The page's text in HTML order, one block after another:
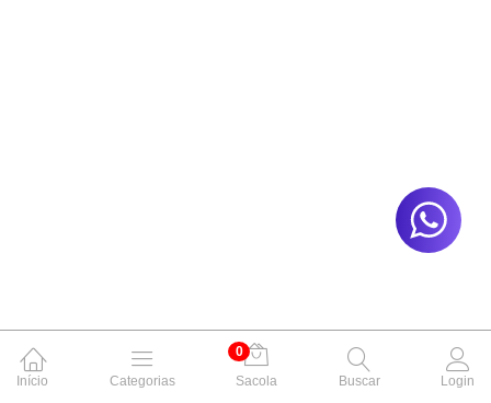
Início Categorias
0
Sacola
Buscar Login